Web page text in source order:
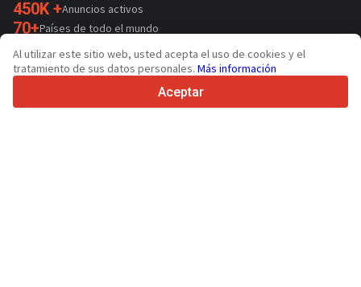
450K +Anuncios activos
70+Países de todo el mundo
36Idiomas admitidos
4.7/5
Al utilizar este sitio web, usted acepta el uso de cookies y el
tratamiento de sus datos personales. Más información
Aceptar